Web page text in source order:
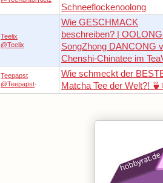
Schneeflockenoolong
Teelix
@Teelix
Wie GESCHMACK
beschreiben? |
SongZhong DANCONG
Chenshi-Chinatee im
Teepapst
@Teepapst‧
Wie schmeckt der
Matcha Tee der Welt?!